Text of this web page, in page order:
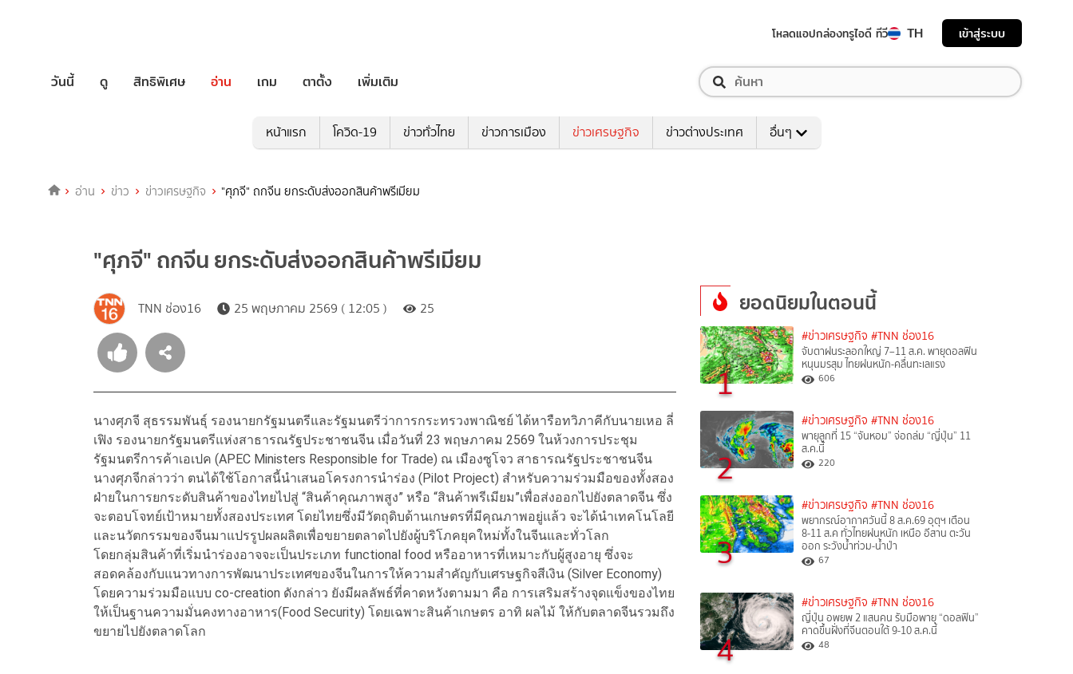
โหลดแอปกล่องทรูไอดี ทีวี TH เข้าสู่ระบบ
วันนี้ ดู สิทธิพิเศษ อ่าน เกม ตาตั้ง เพิ่มเติม
หน้าแรก โควิด-19 ข่าวทั่วไทย ข่าวการเมือง ข่าวเศรษฐกิจ ข่าวต่างประเทศ อื่นๆ
อ่าน ข่าว ข่าวเศรษฐกิจ "ศุภจี" ถกจีน ยกระดับส่งออกสินค้าพรีเมียม
"ศุภจี" ถกจีน ยกระดับส่งออกสินค้าพรีเมียม
TNN ช่อง16 25 พฤษภาคม 2569 ( 12:05 ) 25
นางศุภจี สุธรรมพันธุ์ รองนายกรัฐมนตรีและรัฐมนตรีว่าการกระทรวงพาณิชย์ ได้หารือทวิภาคีกับนายเหอ ลี่
เฟิง รองนายกรัฐมนตรีแห่งสาธารณรัฐประชาชนจีน เมื่อวันที่ 23 พฤษภาคม 2569 ในห้วงการประชุม
รัฐมนตรีการค้าเอเปค (APEC Ministers Responsible for Trade) ณ เมืองซูโจว สาธารณรัฐประชาชนจีน
นางศุภจีกล่าวว่า ตนได้ใช้โอกาสนี้นำเสนอโครงการนำร่อง (Pilot Project) สำหรับความร่วมมือของทั้งสอง
ฝ่ายในการยกระดับสินค้าของไทยไปสู่ “สินค้าคุณภาพสูง” หรือ “สินค้าพรีเมียม”เพื่อส่งออกไปยังตลาดจีน ซึ่ง
จะตอบโจทย์เป้าหมายทั้งสองประเทศ โดยไทยซึ่งมีวัตถุดิบด้านเกษตรที่มีคุณภาพอยู่แล้ว จะได้นำเทคโนโลยี
และนวัตกรรมของจีนมาแปรรูปผลผลิตเพื่อขยายตลาดไปยังผู้บริโภคยุคใหม่ทั้งในจีนและทั่วโลก
โดยกลุ่มสินค้าที่เริ่มนำร่องอาจจะเป็นประเภท functional food หรืออาหารที่เหมาะกับผู้สูงอายุ ซึ่งจะ
สอดคล้องกับแนวทางการพัฒนาประเทศของจีนในการให้ความสำคัญกับเศรษฐกิจสีเงิน (Silver Economy)
โดยความร่วมมือแบบ co-creation ดังกล่าว ยังมีผลลัพธ์ที่คาดหวังตามมา คือ การเสริมสร้างจุดแข็งของไทย
ให้เป็นฐานความมั่นคงทางอาหาร(Food Security) โดยเฉพาะสินค้าเกษตร อาทิ ผลไม้ ให้กับตลาดจีนรวมถึง
ขยายไปยังตลาดโลก
ยอดนิยมในตอนนี้
1
#ข่าวเศรษฐกิจ #TNN ช่อง16
จับตาฝนระลอกใหญ่ 7–11 ส.ค. พายุดอลฟิน
หนุนมรสุม ไทยฝนหนัก-คลื่นทะเลแรง
606
2
#ข่าวเศรษฐกิจ #TNN ช่อง16
พายุลูกที่ 15 “จันหอม” จ่อถล่ม “ญี่ปุ่น” 11
ส.ค.นี้
220
3
#ข่าวเศรษฐกิจ #TNN ช่อง16
พยากรณ์อากาศวันนี้ 8 ส.ค.69 อุตุฯ เตือน
8-11 ส.ค ทั่วไทยฝนหนัก เหนือ อีสาน ตะวัน
ออก ระวังน้ำท่วม-น้ำป่า
67
4
#ข่าวเศรษฐกิจ #TNN ช่อง16
ญี่ปุ่น อพยพ 2 แสนคน รับมือพายุ “ดอลฟิน”
คาดขึ้นฝั่งที่จีนตอนใต้ 9-10 ส.ค.นี้
48